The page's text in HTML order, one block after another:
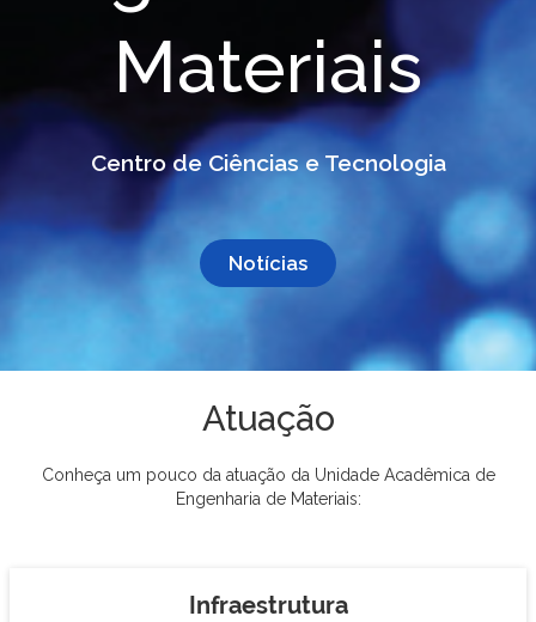
Materiais
Centro de Ciências e Tecnologia
Notícias
Atuação
Conheça um pouco da atuação da Unidade Acadêmica de
Engenharia de Materiais:
Infraestrutura